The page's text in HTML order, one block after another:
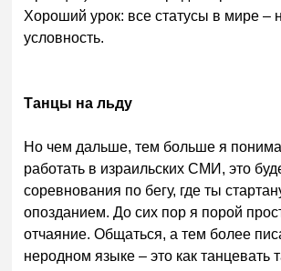
Хороший урок: все статусы в мире –
условность.
Танцы на льду
Но чем дальше, тем больше я
работать в израильских СМИ, это
соревнования по бегу, где ты
опозданием. До сих пор я порой
отчаяние. Общаться, а тем более
неродном языке – это как танцевать